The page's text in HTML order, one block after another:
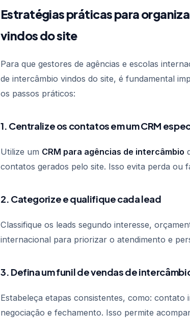
Estratégias práticas para
vindos do site
Para que gestores de agências e escolas
de intercâmbio vindos do site, é fundamental
os passos práticos:
1. Centralize os contatos em um CRM
Utilize um CRM para agências de intercâmbio
contatos gerados pelo site. Isso evita perda ou
2. Categorize e qualifique cada lead
Classifique os leads segundo interesse,
internacional para priorizar o atendimento e
3. Defina um funil de vendas de
Estabeleça etapas consistentes, como:
negociação e fechamento. Isso permite